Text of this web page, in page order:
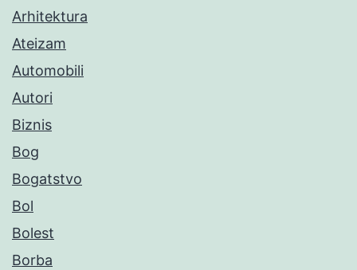
Arhitektura
Ateizam
Automobili
Autori
Biznis
Bog
Bogatstvo
Bol
Bolest
Borba